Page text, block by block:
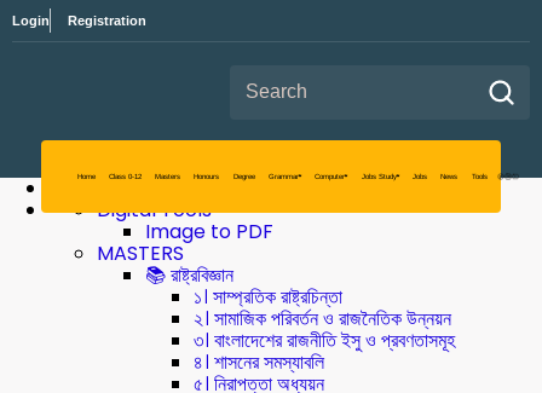
Login Registration
Digital Tools
Image to PDF
MASTERS
📚 রাষ্ট্রবিজ্ঞান
১। সাম্প্রতিক রাষ্ট্রচিন্তা
২। সামাজিক পরিবর্তন ও রাজনৈতিক উন্নয়ন
৩। বাংলাদেশের রাজনীতি ইসু ও প্রবণতাসমূহ
৪। শাসনের সমস্যাবলি
৫। নিরাপত্তা অধ্যয়ন